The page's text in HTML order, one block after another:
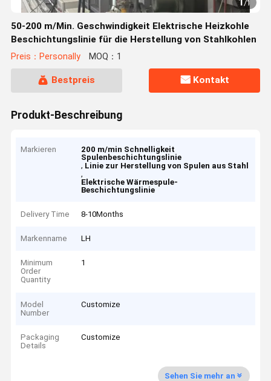
1/1
50-200 m/Min. Geschwindigkeit Elektrische Heizkohle
Beschichtungslinie für die Herstellung von Stahlkohlen
Preis：Personally MOQ：1
Bestpreis Kontakt
Produkt-Beschreibung
Markieren
200 m/min Schnelligkeit
Spulenbeschichtungslinie
, Linie zur Herstellung von Spulen aus Stahl
,
Elektrische Wärmespule-
Beschichtungslinie
Delivery Time 8-10Months
Markenname LH
Minimum
Order
Quantity
1
Model
Number
Customize
Packaging
Details
Customize
Sehen Sie mehr an